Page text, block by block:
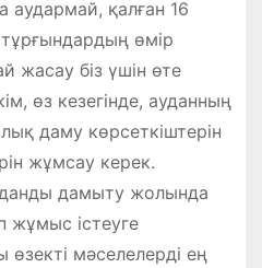
аудармай, қалған 16
өмір
жасау біз үшін өте
өз кезегінде, ауданның
даму көрсеткіштерін
жұмсау керек.
дамыту жолында
жұмыс істеуге
мәселелерді ең